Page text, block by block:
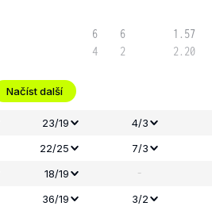
6
4
6
2
1.57
2.20
Načíst další
23/19
4/3
22/25
7/3
18/19 -
36/19
3/2